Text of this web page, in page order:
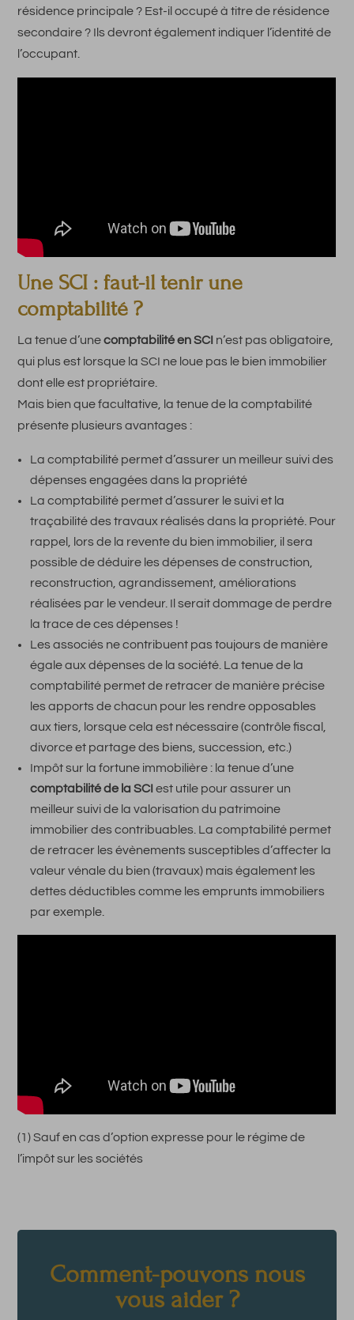
résidence principale ? Est-il occupé à titre de résidence
secondaire ? Ils devront également indiquer l’identité de
l’occupant.
Une SCI : faut-il tenir une
comptabilité ?
La tenue d’unecomptabilité en SCI n’est pas obligatoire,
qui plus est lorsque la SCI ne loue pas le bien immobilier
dont elle est propriétaire.
Mais bien que facultative, la tenue de la comptabilité
présente plusieurs avantages :
La comptabilité permet d’assurer un meilleur suivi des
dépenses engagées dans la propriété
La comptabilité permet d’assurer le suivi et la
traçabilité des travaux réalisés dans la propriété. Pour
rappel, lors de la revente du bien immobilier, il sera
possible de déduire les dépenses de construction,
reconstruction, agrandissement, améliorations
réalisées par le vendeur. Il serait dommage de perdre
la trace de ces dépenses !
Les associés ne contribuent pas toujours de manière
égale aux dépenses de la société. La tenue de la
comptabilité permet de retracer de manière précise
les apports de chacun pour les rendre opposables
aux tiers, lorsque cela est nécessaire (contrôle fiscal,
divorce et partage des biens, succession, etc.)
Impôt sur la fortune immobilière : la tenue d’une
comptabilité de la SCI est utile pour assurer un
meilleur suivi de la valorisation du patrimoine
immobilier des contribuables. La comptabilité permet
de retracer les évènements susceptibles d’affecter la
valeur vénale du bien (travaux) mais également les
dettes déductibles comme les emprunts immobiliers
par exemple.
(1) Sauf en cas d’option expresse pour le régime de
l’impôt sur les sociétés
Comment-pouvons nous
vous aider ?